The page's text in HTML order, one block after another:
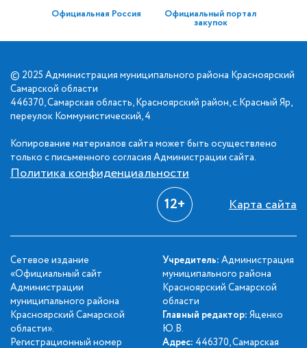
Официальная Россия Официальный портал
закупок
© 2025 Администрация муниципального района Красноярский
Самарской области
446370, Самарская область, Красноярский район, с.Красный Яр,
переулок Коммунистический, 4
Копирование материалов сайта может быть осуществлено
только с письменного согласия Администрации сайта.
Политика конфиденциальности
12+ Карта сайта
Сетевое издание
«Официальный сайт
Администрации
муниципального района
Красноярский Самарской
области».
Регистрационный номер
Учредитель: Администрация
муниципального района
Красноярский Самарской
области
Главный редактор: Яценко
Ю.В.
Адрес: 446370, Самарская